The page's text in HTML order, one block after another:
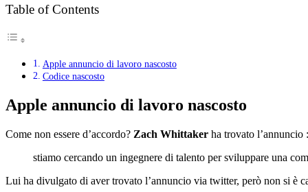
Table of Contents
Apple annuncio di lavoro nascosto
Codice nascosto
Apple annuncio di lavoro nascosto
Come non essere d’accordo? Zach Whittaker ha trovato l’annuncio :
stiamo cercando un ingegnere di talento per sviluppare una
Lui ha divulgato di aver trovato l’annuncio via twitter, però non si è